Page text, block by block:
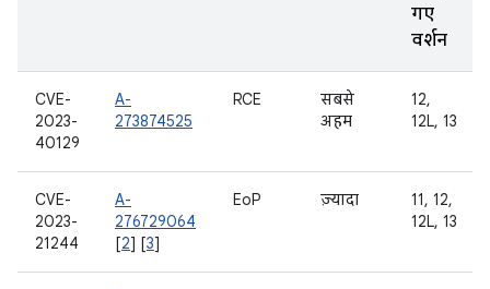
गए
वर्शन
CVE-
2023-
40129
A-
273874525
RCE
सबसे
अहम
12,
12L, 13
CVE-
2023-
21244
A-
276729064
[2] [3]
EoP ज़्यादा
11, 12,
12L, 13